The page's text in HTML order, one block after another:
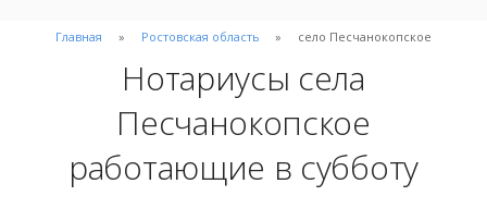
Главная Ростовская область село Песчанокопское
Нотариусы села
Песчанокопское
работающие в субботу